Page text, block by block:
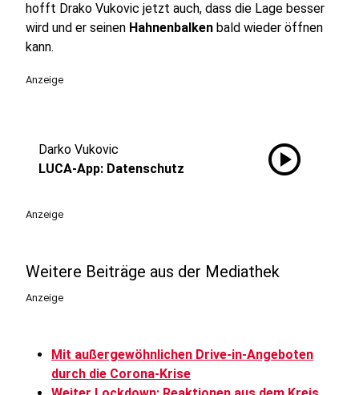
hofft Drako Vukovic jetzt auch, dass die Lage besser
wird und er seinen Hahnenbalken bald wieder öffnen
kann.
Anzeige
Darko Vukovic
LUCA-App: Datenschutz
play_circle
Anzeige
Weitere Beiträge aus der Mediathek
Anzeige
Mit außergewöhnlichen Drive-in-Angeboten
durch die Corona-Krise